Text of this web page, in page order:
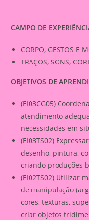
CAMPO DE
CORPO, GESTOS E
TRAÇOS, SONS,
OBJETIVOS DE
(EI03CG05)
atendimento
necessidades em
(EI03TS02)
desenho, pintura,
criando produções
(EI02TS02) Utilizar
de manipulação
cores, texturas,
criar objetos